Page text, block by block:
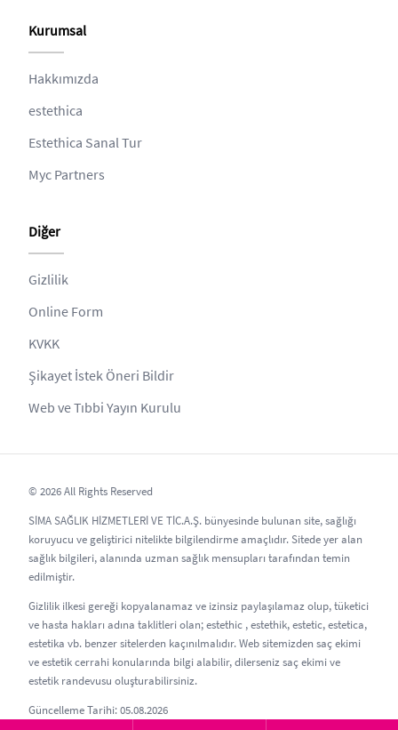
Kurumsal
Hakkımızda
estethica
Estethica Sanal Tur
Myc Partners
Diğer
Gizlilik
Online Form
KVKK
Şikayet İstek Öneri Bildir
Web ve Tıbbi Yayın Kurulu
© 2026 All Rights Reserved
SİMA SAĞLIK HİZMETLERİ VE TİC.A.Ş. bünyesinde bulunan site, sağlığı
koruyucu ve geliştirici nitelikte bilgilendirme amaçlıdır. Sitede yer alan
sağlık bilgileri, alanında uzman sağlık mensupları tarafından temin
edilmiştir.
Gizlilik ilkesi gereği kopyalanamaz ve izinsiz paylaşılamaz olup, tüketici
ve hasta hakları adına taklitleri olan; estethic , estethik, estetic, estetica,
estetika vb. benzer sitelerden kaçınılmalıdır. Web sitemizden saç ekimi
ve estetik cerrahi konularında bilgi alabilir, dilerseniz saç ekimi ve
estetik randevusu oluşturabilirsiniz.
Güncelleme Tarihi: 05.08.2026